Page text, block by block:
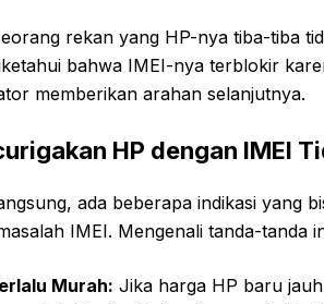
rekan yang HP-nya tiba-tiba
bahwa IMEI-nya terblokir
memberikan arahan selanjutnya.
HP dengan IMEI
ada beberapa indikasi yang
IMEI. Mengenali tanda-tanda
Murah: Jika harga HP baru